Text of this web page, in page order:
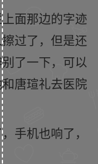
面那边的字迹
过了，但是还
了一下，可以
唐瑄礼去医院
手机也响了，